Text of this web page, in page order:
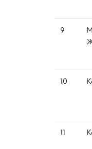
9
10
11